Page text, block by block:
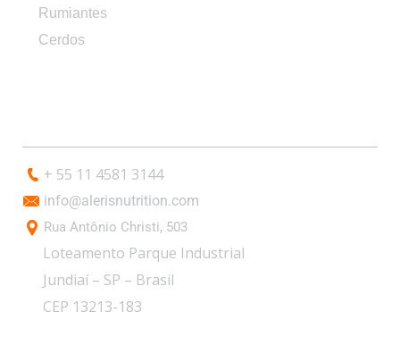
Rumiantes
Cerdos
+ 55 11 4581 3144
info@alerisnutrition.com
Rua Antônio Christi, 503
Loteamento Parque Industrial
Jundiaí – SP – Brasil
CEP 13213-183